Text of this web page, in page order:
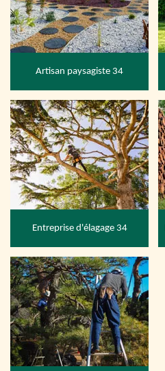
Artisan paysagiste 34
Entreprise d'élagage 34